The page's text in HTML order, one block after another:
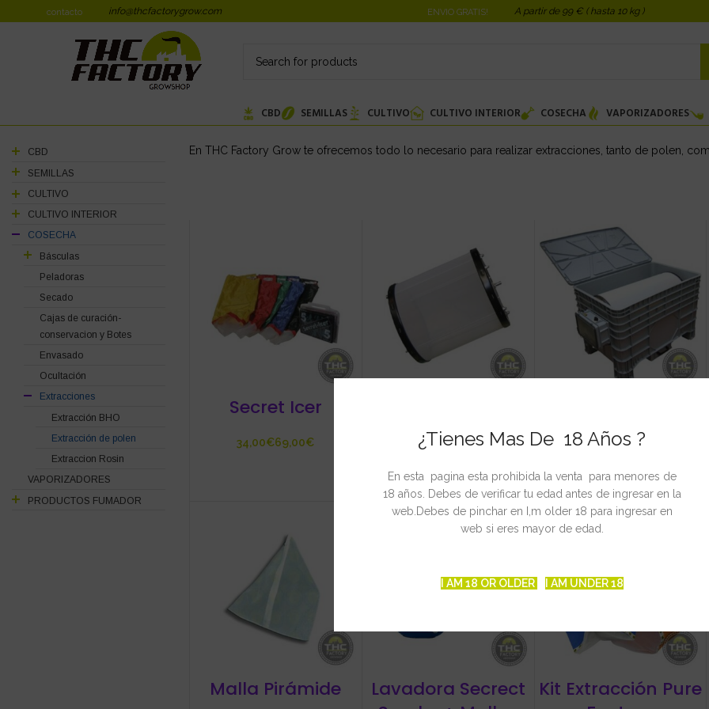
¿Tienes Mas De 18 Años ?
En esta pagina esta prohibida la venta para menores de
18 años. Debes de verificar tu edad antes de ingresar en la
web.Debes de pinchar en I,m older 18 para ingresar en
web si eres mayor de edad.
I AM 18 OR OLDER I AM UNDER 18
contacto info@thcfactorygrow.com ENVIO GRATIS! A partir de 99 € ( hasta 10 kg )
CBD SEMILLAS CULTIVO CULTIVO INTERIOR COSECHA VAPORIZADORES
CBD
SEMILLAS
CULTIVO
CULTIVO INTERIOR
COSECHA
Básculas
Peladoras
Secado
Cajas de curación-
conservacion y Botes
Envasado
Ocultación
Extracciones
Extracción BHO
Extracción de polen
Extraccion Rosin
VAPORIZADORES
PRODUCTOS FUMADOR
En THC Factory Grow te ofrecemos todo lo necesario para realizar extracciones, tanto de polen,
Secret Icer
€ €
Pollinator P150
€
Malla Pirámide
Lavadora Secrect
Kit Extracción Pure